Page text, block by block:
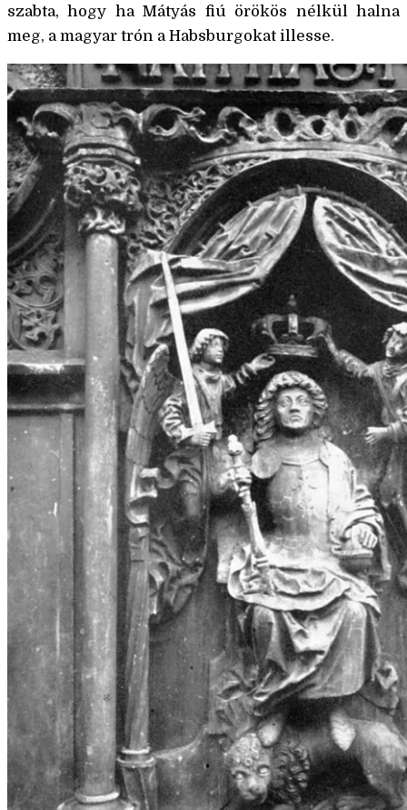
szabta, hogy ha Mátyás fiú örökös nélkül halna
meg, a magyar trón a Habsburgokat illesse.